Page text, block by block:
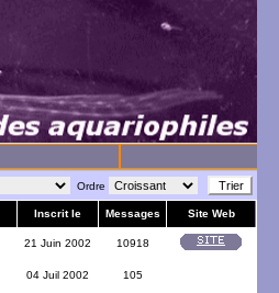
Ordre
Inscrit le Messages Site Web
21 Juin 2002 10918
04 Juil 2002 105